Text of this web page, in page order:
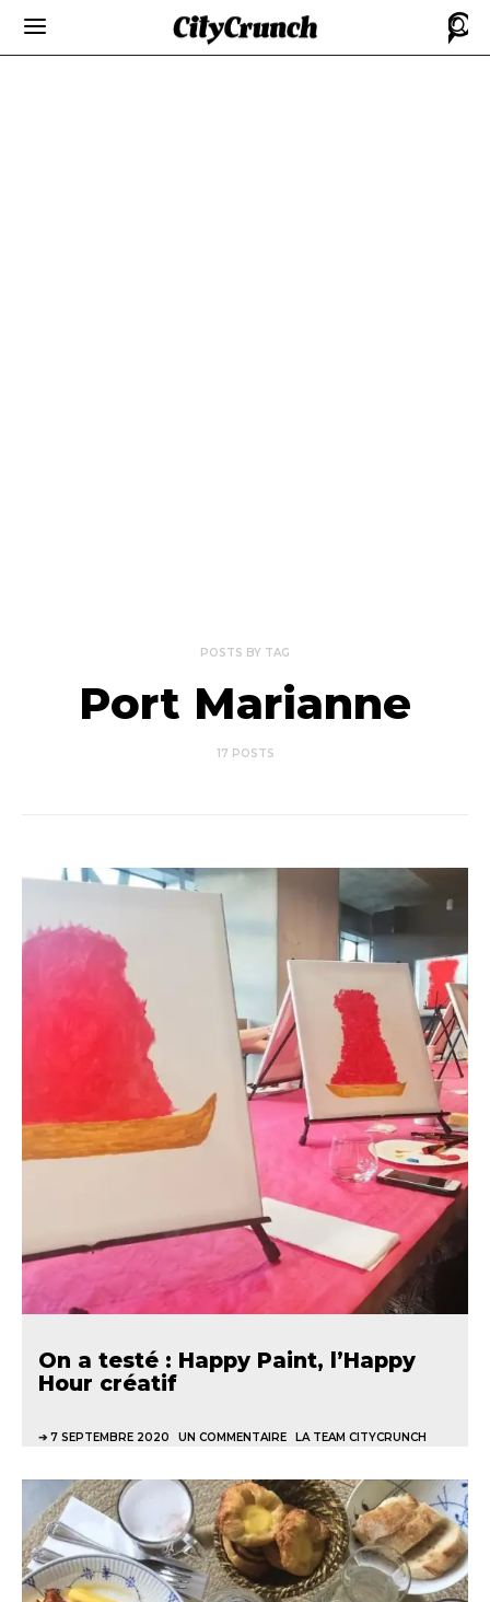
POSTS BY TAG
Port Marianne
17 POSTS
On a testé : Happy Paint, l’Happy
Hour créatif
7 SEPTEMBRE 2020 UN COMMENTAIRE LA TEAM CITYCRUNCH